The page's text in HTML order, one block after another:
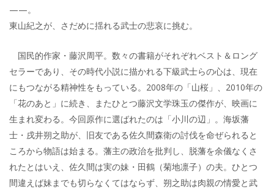
——。
東山紀之が、さだめに揺れる武士の悲哀に挑む。
国民的作家・藤沢周平。数々の書籍がそれぞれベスト＆ロング
セラーであり、その時代小説に描かれる下級武士らの心は、現在
にもつながる精神性をもっている。2008年の「山桜」、2010年の
「花のあと」に続き、またひとつ藤沢文学珠玉の傑作が、映画に
生まれ変わる。今回原作に選ばれたのは「小川の辺」。海坂藩
士・戌井朔之助が、旧友である佐久間森衛の討伐を命ぜられると
ころから物語は始まる。藩主の政治を批判し、脱藩を余儀なくさ
れたとはいえ、佐久間は実の妹・田鶴（菊地凛子）の夫。ひとつ
間違えば妹までも切らなくてはならず、朔之助は肉親の情愛と武